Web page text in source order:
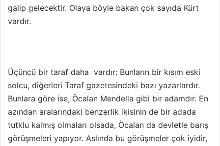
galip gelecektir. Olaya böyle bakan çok sayıda Kürt
vardır.
Üçüncü bir taraf daha vardır: Bunların bir kısım eski
solcu, diğerleri Taraf gazetesindeki bazı yazarlardır.
Bunlara göre ise, Öcalan Mendella gibi bir adamdır. En
azından aralarındaki benzerlik ikisinin de bir adada
tutklu kalmış olmaları olsada, Öcalan da devletle barış
görüşmeleri yapıyor. Aslında bu görüşmeler çok iyidir,